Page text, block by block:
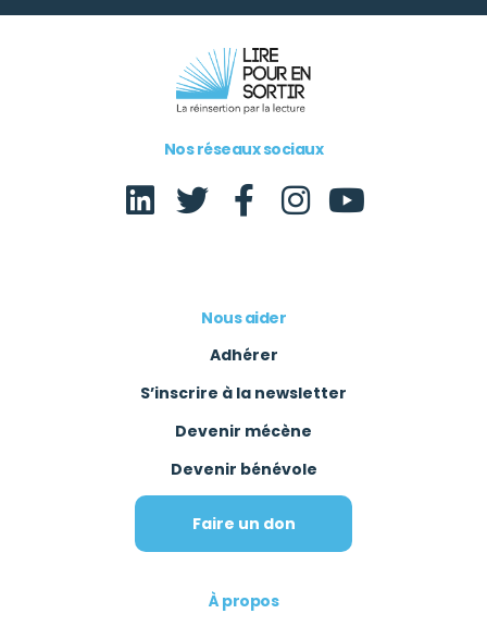
Nos réseaux sociaux
Nous aider
Adhérer
S’inscrire à la newsletter
Devenir mécène
Devenir bénévole
Faire un don
À propos